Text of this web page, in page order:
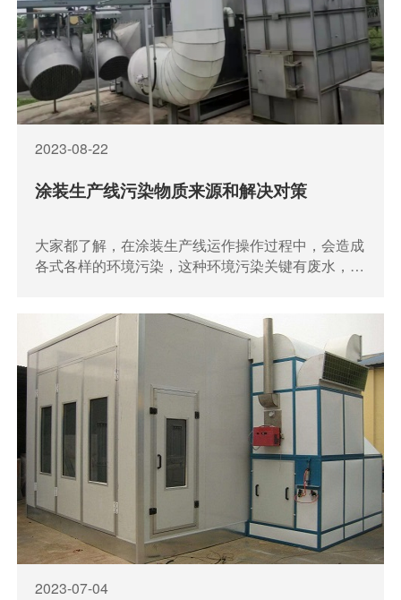
2023-08-22
涂装生产线污染物质来源和解决对策
大家都了解，在涂装生产线运作操作过程中，会造成
各式各样的环境污染，这种环境污染关键有废水，废
2023-07-04